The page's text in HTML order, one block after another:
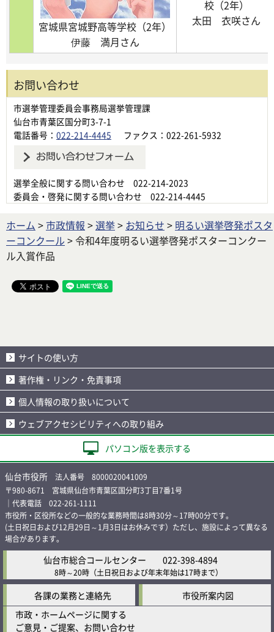
宮城県宮城野高等学校（2年）
伊藤 満月さん
校（2年）
太田 衣咲さん
お問い合わせ
市選挙管理委員会事務局選挙管理課
仙台市青葉区国分町3-7-1
電話番号： 022-214-4445 ファクス：022-261-5932
選挙全般に関する問い合わせ 022-214-2023
委員会・啓発に関する問い合わせ 022-214-4445
ホーム >市政情報 >選挙> お知らせ > 明るい選挙啓発ポスタ
ーコンクール > 令和4年度明るい選挙啓発ポスターコンクー
ル入賞作品
サイトの使い方
著作権・リンク・免責事項
個人情報の取り扱いについて
ウェブアクセシビリティへの取り組み
パソコン版を表示する
仙台市役所 法人番号 8000020041009
〒980-8671 宮城県仙台市青葉区国分町3丁目7番1号
｜代表電話 022-261-1111
市役所・区役所などの一般的な業務時間は8時30分～17時00分です。
(土日祝日および12月29日～1月3日はお休みです）ただし、施設によって異なる
場合があります。
仙台市総合コールセンター 022-398-4894
8時～20時 （土日祝日および年末年始は17時まで）
各課の業務と連絡先
市役所案内図
市政・ホームページに関する
ご意見・ご提案、お問い合わせ